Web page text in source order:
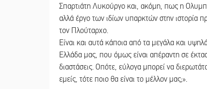
Σπαρτιάτη Λυκούργο και, ακόμη, πως η
αλλά έργο των ιδίων υπαρκτών στην ιστορία
τον Πλούταρχο.
Είναι και αυτά κάποια από τα μεγάλα και
Ελλάδα μας, που όμως είναι απέραντη σε
διαστάσεις. Οπότε, εύλογα μπορεί να
εμείς, τότε ποιο θα είναι το μέλλον μας;».